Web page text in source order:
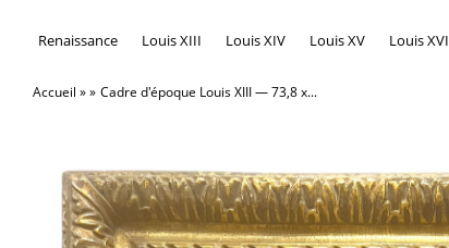
Renaissance Louis XIII Louis XIV Louis XV Louis XVI
Accueil Cadre d'époque Louis XIII — 73,8 x...